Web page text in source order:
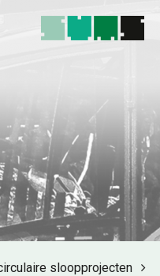
sloopprojecten